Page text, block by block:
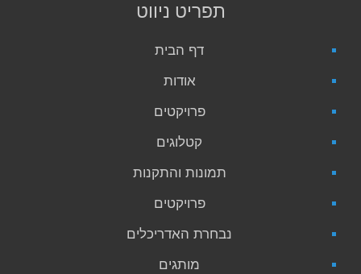
תפריט ניווט
דף הבית
אודות
פרויקטים
קטלוגים
תמונות והתקנות
פרויקטים
נבחרת האדריכלים
מותגים